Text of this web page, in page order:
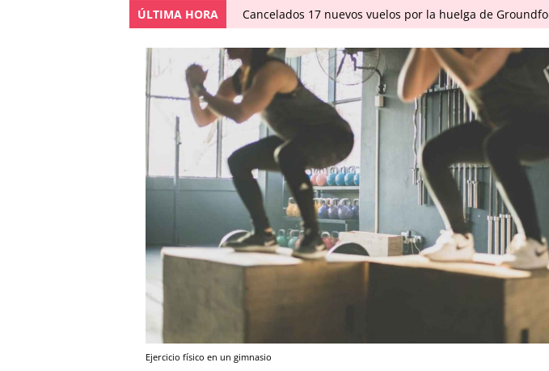
ÚLTIMA HORA Cancelados 17 nuevos vuelos por la huelga de
Ejercicio físico en un gimnasio